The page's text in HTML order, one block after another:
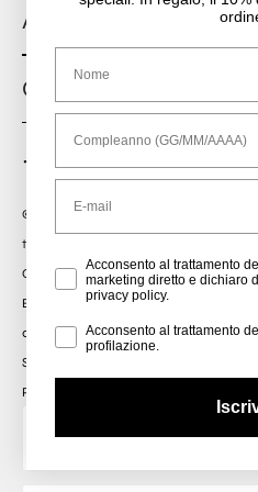
Area Legale
Corporate
© 2026 - MINORONZONI s.r.l. - Via
toscablu@minoronzoni.it
Cap. Soc. € 7.000.000,00 - C.C.I.A.A.
Bergamo n.225081 - Tribunale di
01638680163
Società con Socio Unico soggetta a
PLATE’ SRL, Via Verdi 12 - BERGAMO |
Privacy Policy
Acconsento al trattamento
marketing diretto e dichiaro
privacy policy.
ProfilingAcconsento al trattamento
profilazione.